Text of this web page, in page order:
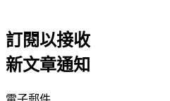
訂閱以接收
新文章通知